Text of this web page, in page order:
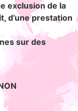
exclusion de la
d’une prestation
sur des